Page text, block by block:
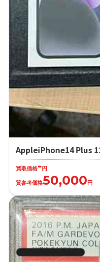
AppleiPhone14 Plus
買取価格-円
質参考価格50,000円